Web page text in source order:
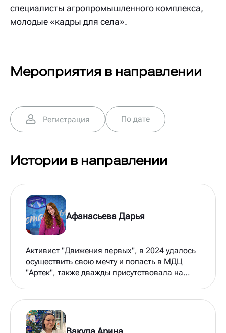
специалисты агропромышленного комплекса,
молодые «кадры для села».
Мероприятия в направлении
Регистрация По дате
Истории в направлении
Афанасьева Дарья
Активист "Движения первых", в 2024 удалось
осуществить свою мечту и попасть в МДЦ
"Артек", также дважды присутствовала на